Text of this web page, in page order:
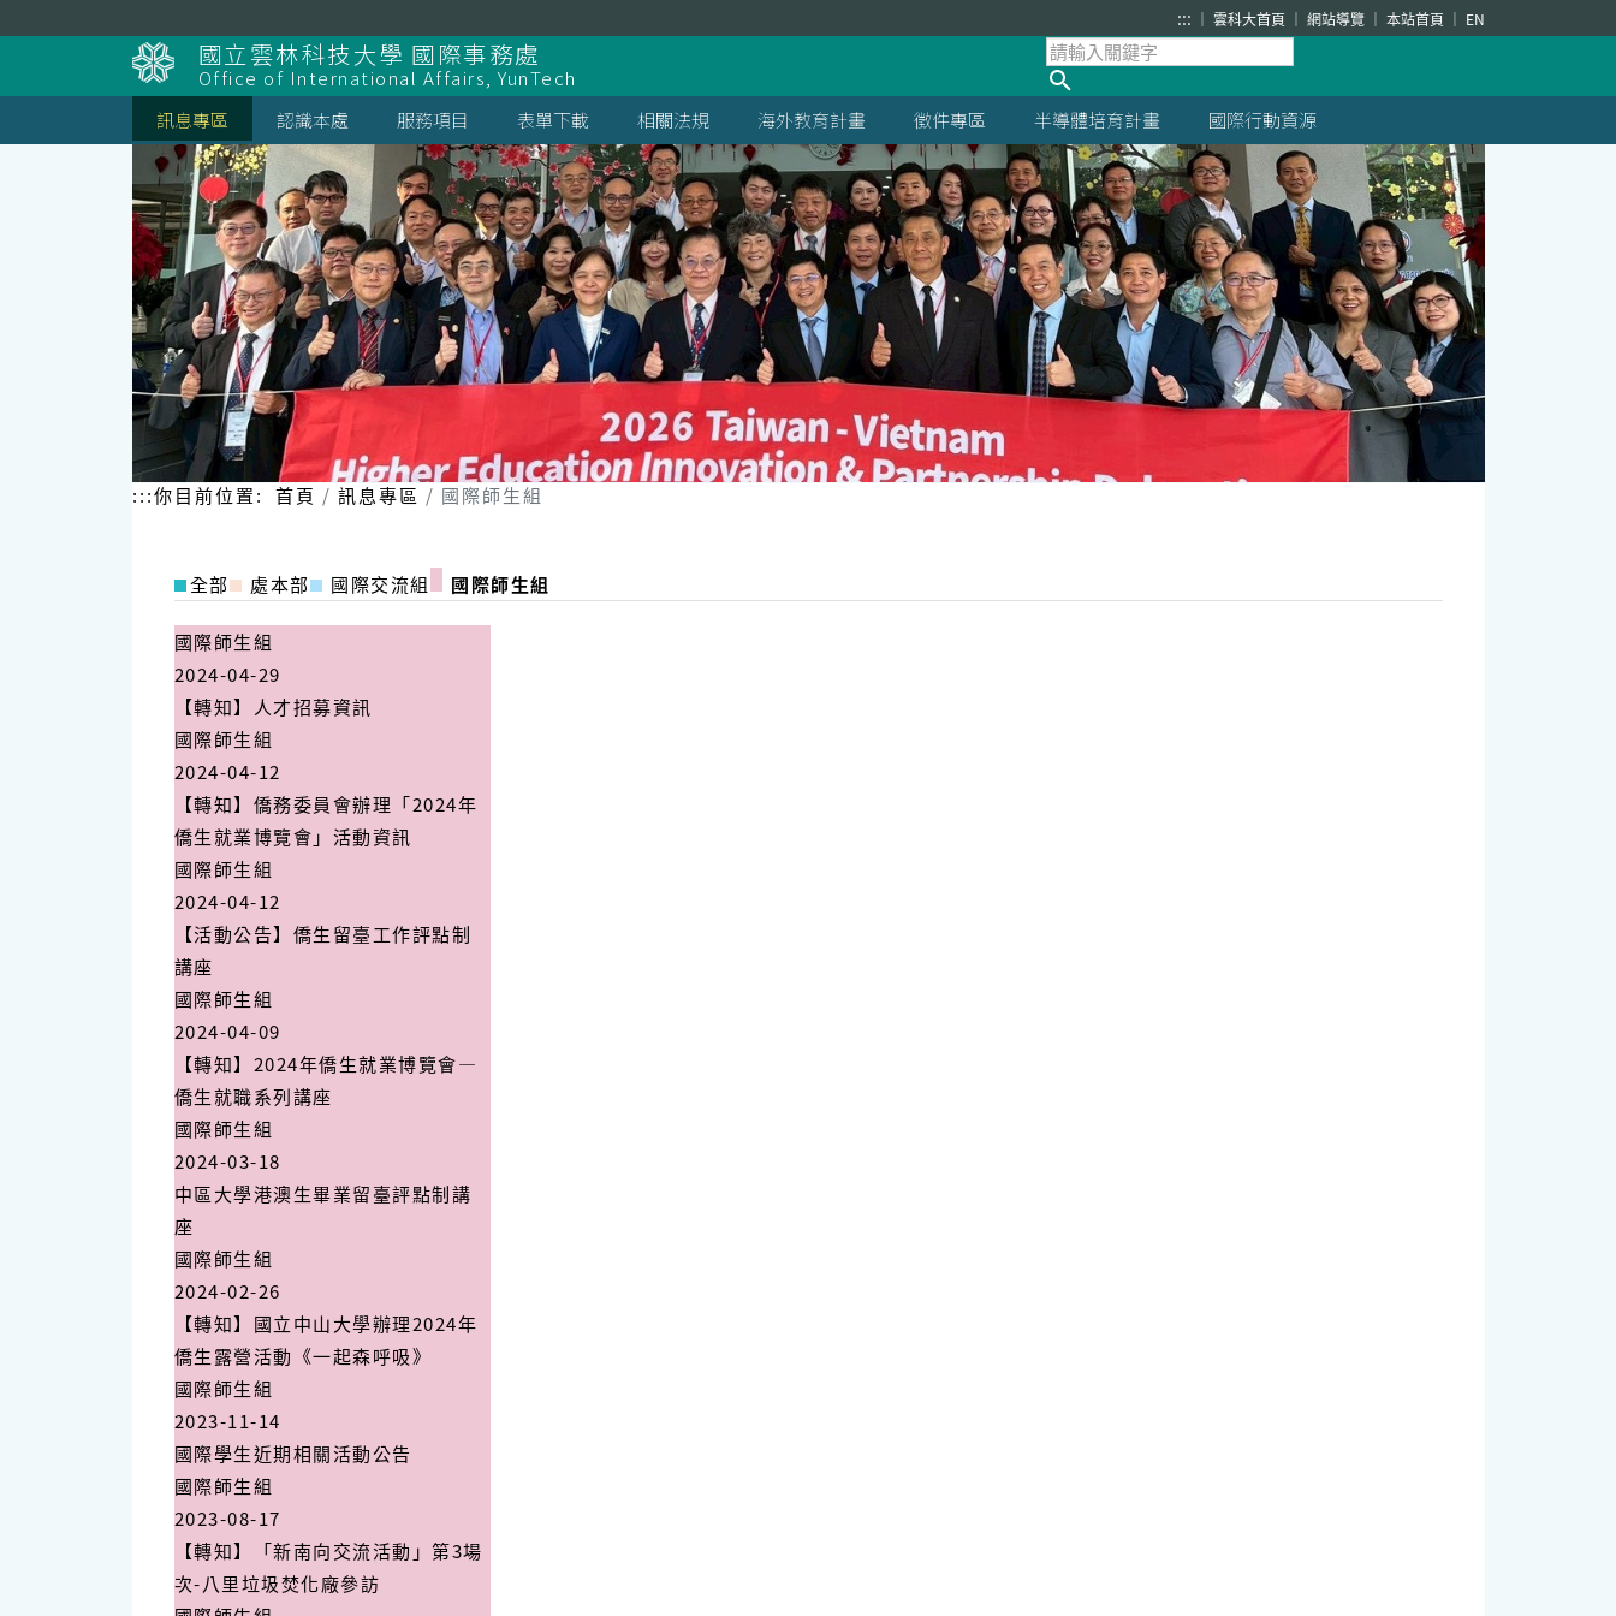
到
主
要
內
容
區
塊
::: 雲科大首頁 網站導覽 本站首頁 EN
國立雲林科技大學 國際事務處
Office of International Affairs, YunTech
訊息專區
認識本處 服務項目 表單下載 相關法規 海外教育計畫 徵件專區 半導體培育計畫 國際行動資源
:::你目前位置: 首頁 訊息專區 國際師生組
全部 處本部 國際交流組 國際師生組
國際師生組
2024-04-29
【轉知】人才招募資訊
國際師生組
2024-04-12
【轉知】僑務委員會辦理「2024年
僑生就業博覽會」活動資訊
國際師生組
2024-04-12
【活動公告】僑生留臺工作評點制
講座
國際師生組
2024-04-09
【轉知】2024年僑生就業博覽會—
僑生就職系列講座
國際師生組
2024-03-18
中區大學港澳生畢業留臺評點制講
座
國際師生組
2024-02-26
【轉知】國立中山大學辦理2024年
僑生露營活動《一起森呼吸》
國際師生組
2023-11-14
國際學生近期相關活動公告
國際師生組
2023-08-17
【轉知】「新南向交流活動」第3場
次-八里垃圾焚化廠參訪